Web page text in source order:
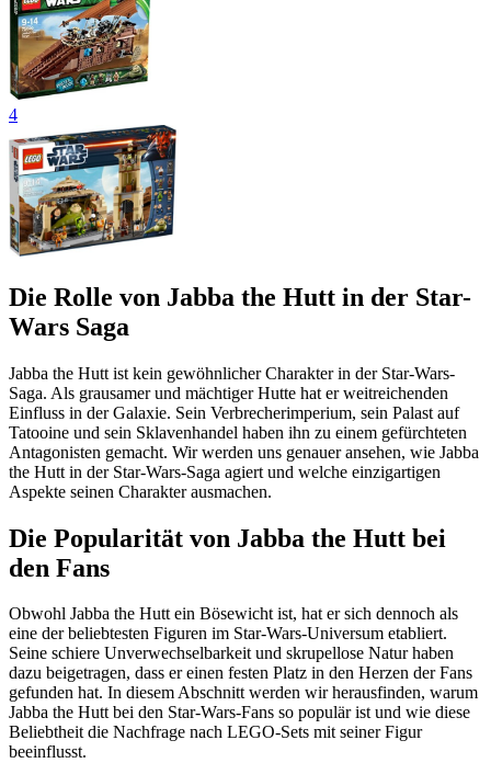
4
Die Rolle von Jabba the Hutt in der Star-
Wars Saga
Jabba the Hutt ist kein gewöhnlicher Charakter in der Star-Wars-
Saga. Als grausamer und mächtiger Hutte hat er weitreichenden
Einfluss in der Galaxie. Sein Verbrecherimperium, sein Palast auf
Tatooine und sein Sklavenhandel haben ihn zu einem gefürchteten
Antagonisten gemacht. Wir werden uns genauer ansehen, wie Jabba
the Hutt in der Star-Wars-Saga agiert und welche einzigartigen
Aspekte seinen Charakter ausmachen.
Die Popularität von Jabba the Hutt bei
den Fans
Obwohl Jabba the Hutt ein Bösewicht ist, hat er sich dennoch als
eine der beliebtesten Figuren im Star-Wars-Universum etabliert.
Seine schiere Unverwechselbarkeit und skrupellose Natur haben
dazu beigetragen, dass er einen festen Platz in den Herzen der Fans
gefunden hat. In diesem Abschnitt werden wir herausfinden, warum
Jabba the Hutt bei den Star-Wars-Fans so populär ist und wie diese
Beliebtheit die Nachfrage nach LEGO-Sets mit seiner Figur
beeinflusst.